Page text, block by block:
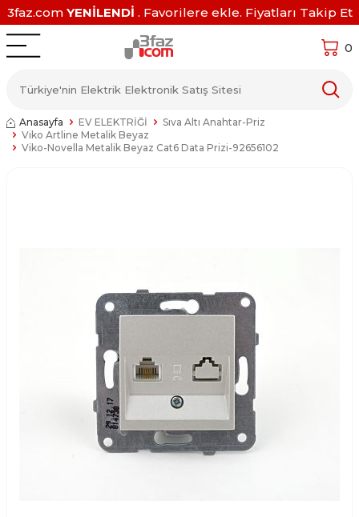
3faz.com YENİLENDİ . Favorilere ekle. Fiyatları Takip Et
0
Anasayfa EV ELEKTRİĞİ
Sıva Altı Anahtar-Priz
Viko Artline Metalik Beyaz
Viko-Novella Metalik Beyaz Cat6 Data Prizi-92656102